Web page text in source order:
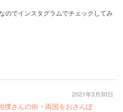
のでインスタグラムでチェックしてみ
撲さんの街・両国をおさんぽ
2021年3月30日